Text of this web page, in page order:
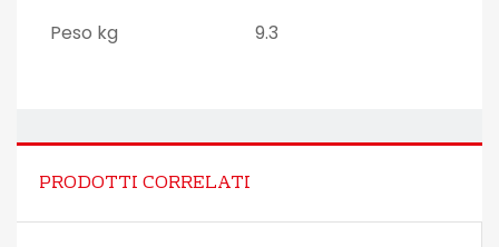
Peso kg 9.3
PRODOTTI CORRELATI